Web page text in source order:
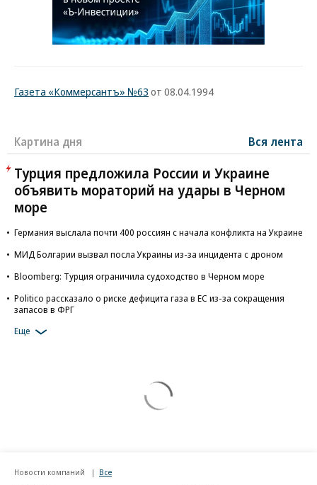
Газета «Коммерсантъ» №63 от 08.04.1994
Картина дня Вся лента
Турция предложила России и Украине
объявить мораторий на удары в Черном
море
Германия выслала почти 400 россиян с начала конфликта на Украине
МИД Болгарии вызвал посла Украины из-за инцидента с дроном
Bloomberg: Турция ограничила судоходство в Черном море
Politico рассказало о риске дефицита газа в ЕС из-за сокращения
запасов в ФРГ
Еще
Новости компаний Все